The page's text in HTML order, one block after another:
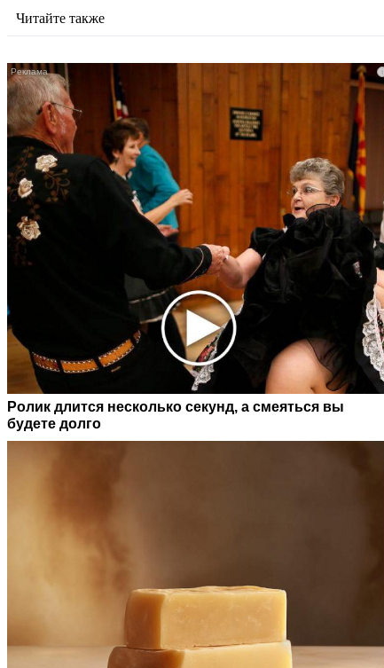
Читайте также
i
Ролик длится несколько секунд, а смеяться вы
будете долго